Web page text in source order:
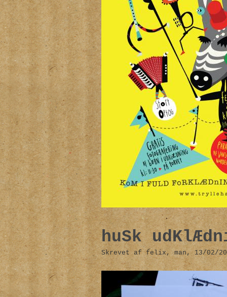
huSk
Skrevet af felix, man, 13/02/